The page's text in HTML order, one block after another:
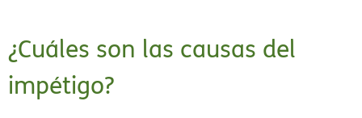
¿Cuáles son las causas del
impétigo?